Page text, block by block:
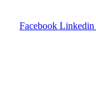
Facebook Linkedin